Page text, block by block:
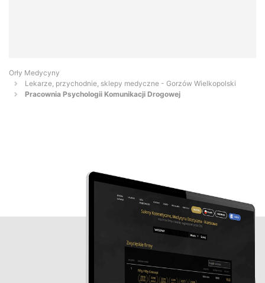
Orły Medycyny
Lekarze, przychodnie, sklepy medyczne - Gorzów Wielkopolski
Pracownia Psychologii Komunikacji Drogowej